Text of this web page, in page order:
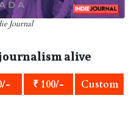
Journal
alive
₹ 100/- Custom